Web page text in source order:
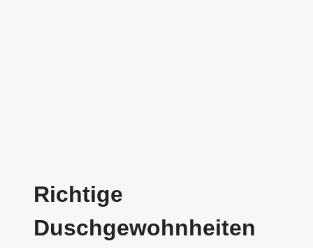
Richtige
Duschgewohnheiten